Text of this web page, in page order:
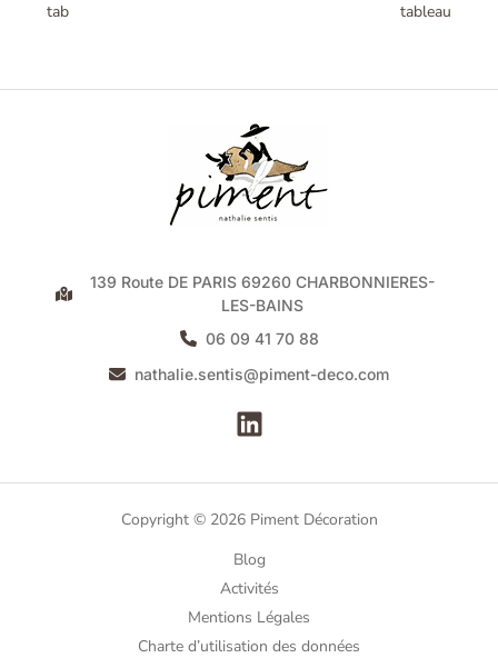
tab
tableau
139 Route DE PARIS 69260 CHARBONNIERES-
LES-BAINS
06 09 41 70 88
nathalie.sentis@piment-deco.com
Copyright © 2026 Piment Décoration
Blog
Activités
Mentions Légales
Charte d’utilisation des données